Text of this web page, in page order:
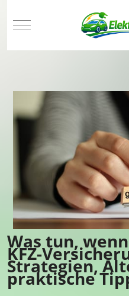
Mobile Menu Toggle
Was tun,
KFZ-
Strategien,
praktische